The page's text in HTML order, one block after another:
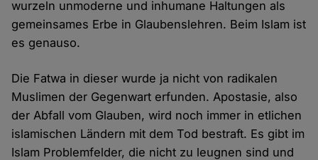
wurzeln unmoderne und inhumane Haltungen als
gemeinsames Erbe in Glaubenslehren. Beim Islam ist
es genauso.
Die Fatwa in dieser wurde ja nicht von radikalen
Muslimen der Gegenwart erfunden. Apostasie, also
der Abfall vom Glauben, wird noch immer in etlichen
islamischen Ländern mit dem Tod bestraft. Es gibt im
Islam Problemfelder, die nicht zu leugnen sind und